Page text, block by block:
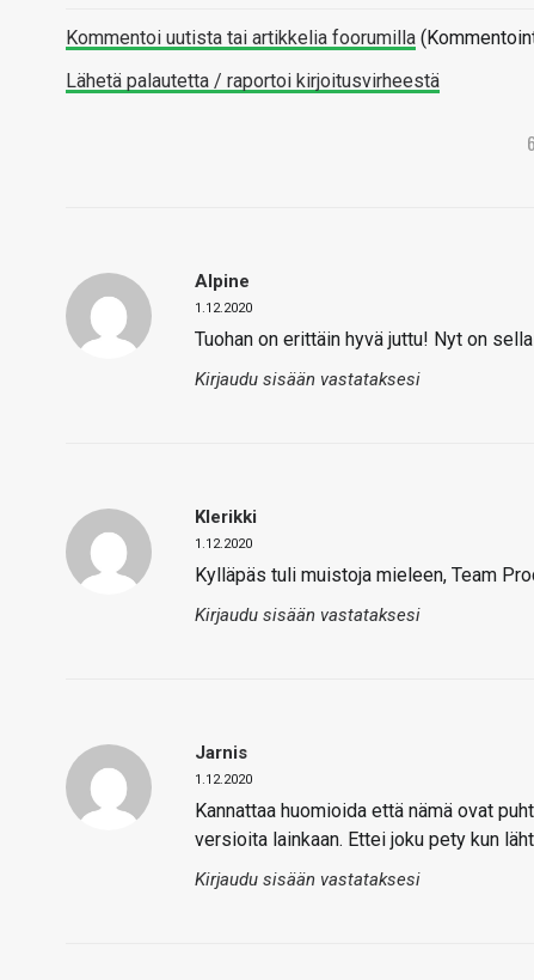
Kommentoi uutista tai artikkelia foorumilla
Lähetä palautetta / raportoi kirjoitusvirheestä
Alpine
1.12.2020
Tuohan on erittäin hyvä juttu! Nyt on
Kirjaudu sisään vastataksesi
Klerikki
1.12.2020
Kylläpäs tuli muistoja mieleen, Team
Kirjaudu sisään vastataksesi
Jarnis
1.12.2020
Kannattaa huomioida että nämä ovat
versioita lainkaan. Ettei joku pety kun
Kirjaudu sisään vastataksesi